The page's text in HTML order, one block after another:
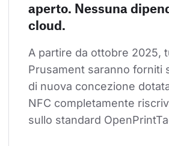
aperto. Nessuna
cloud.
A partire da ottobre 2025,
Prusament saranno forniti
di nuova concezione
NFC completamente
sullo standard